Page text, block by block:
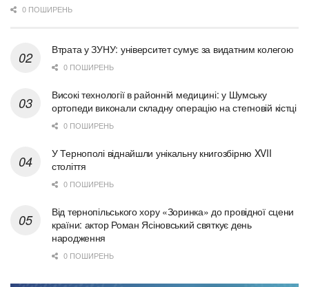
0 ПОШИРЕНЬ
Втрата у ЗУНУ: університет сумує за видатним колегою
0 ПОШИРЕНЬ
Високі технології в районній медицині: у Шумську
ортопеди виконали складну операцію на стегновій кістці
0 ПОШИРЕНЬ
У Тернополі віднайшли унікальну книгозбірню XVII
століття
0 ПОШИРЕНЬ
Від тернопільського хору «Зоринка» до провідної сцени
країни: актор Роман Ясіновський святкує день
народження
0 ПОШИРЕНЬ